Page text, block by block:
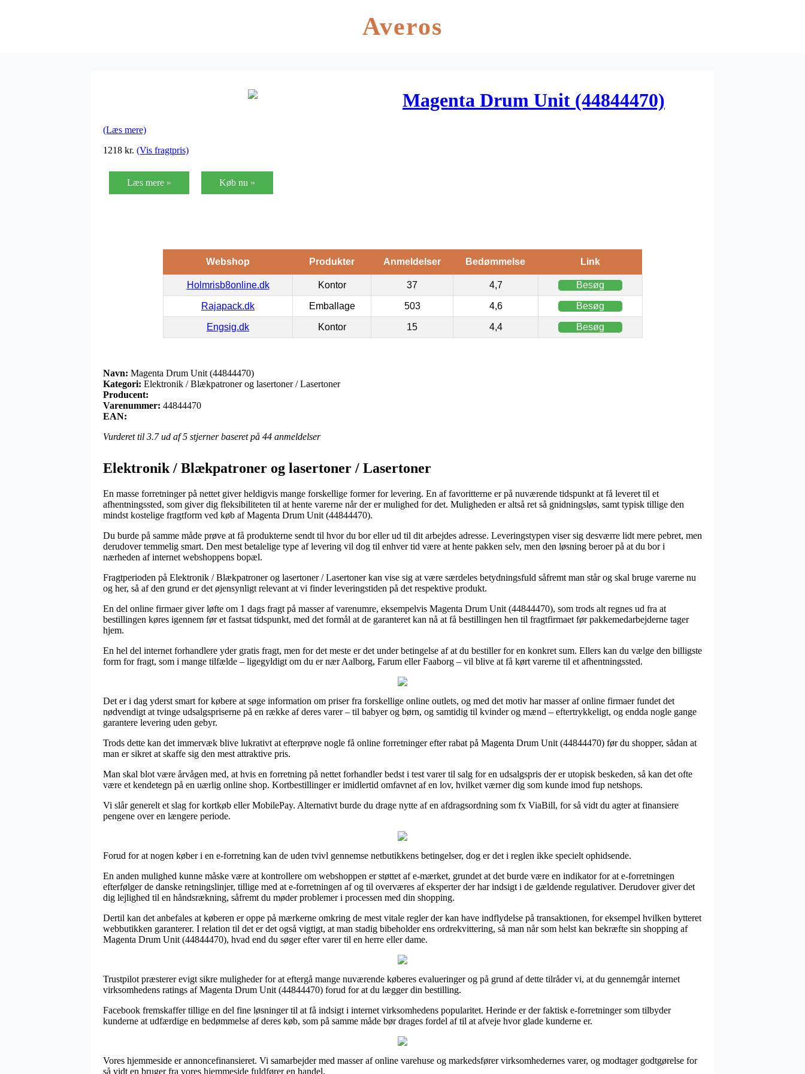
Averos
Magenta Drum Unit (44844470)
(Læs mere)
1218 kr. (Vis fragtpris)
Læs mere » Køb nu »
Webshop Produkter Anmeldelser Bedømmelse Link
Holmrisb8online.dk Kontor 37 4,7 Besøg
Rajapack.dk Emballage 503 4,6 Besøg
Engsig.dk Kontor 15 4,4 Besøg
Navn: Magenta Drum Unit (44844470)
Kategori: Elektronik / Blækpatroner og lasertoner / Lasertoner
Producent:
Varenummer: 44844470
EAN:
Vurderet til 3.7ud af 5 stjerner baseret på 44 anmeldelser
Elektronik / Blækpatroner og lasertoner / Lasertoner
En masse forretninger på nettet giver heldigvis mange forskellige former for levering. En af favoritterne er på nuværende tidspunkt at få leveret til et
afhentningssted, som giver dig fleksibiliteten til at hente varerne når der er mulighed for det. Muligheden er altså ret så gnidningsløs, samt typisk tillige den
mindst kostelige fragtform ved køb af Magenta Drum Unit (44844470).
Du burde på samme måde prøve at få produkterne sendt til hvor du bor eller ud til dit arbejdes adresse. Leveringstypen viser sig desværre lidt mere pebret, men
derudover temmelig smart. Den mest betalelige type af levering vil dog til enhver tid være at hente pakken selv, men den løsning beroer på at du bor i
nærheden af internet webshoppens bopæl.
Fragtperioden på Elektronik / Blækpatroner og lasertoner / Lasertoner kan vise sig at være særdeles betydningsfuld såfremt man står og skal bruge varerne nu
og her, så af den grund er det øjensynligt relevant at vi finder leveringstiden på det respektive produkt.
En del online firmaer giver løfte om 1 dags fragt på masser af varenumre, eksempelvis Magenta Drum Unit (44844470), som trods alt regnes ud fra at
bestillingen køres igennem før et fastsat tidspunkt, med det formål at de garanteret kan nå at få bestillingen hen til fragtfirmaet før pakkemedarbejderne tager
hjem.
En hel del internet forhandlere yder gratis fragt, men for det meste er det under betingelse af at du bestiller for en konkret sum. Ellers kan du vælge den billigste
form for fragt, som i mange tilfælde – ligegyldigt om du er nær Aalborg, Farum eller Faaborg – vil blive at få kørt varerne til et afhentningssted.
Det er i dag yderst smart for købere at søge information om priser fra forskellige online outlets, og med det motiv har masser af online firmaer fundet det
nødvendigt at tvinge udsalgspriserne på en række af deres varer – til babyer og børn, og samtidig til kvinder og mænd – eftertrykkeligt, og endda nogle gange
garantere levering uden gebyr.
Trods dette kan det immervæk blive lukrativt at efterprøve nogle få online forretninger efter rabat på Magenta Drum Unit (44844470) før du shopper, sådan at
man er sikret at skaffe sig den mest attraktive pris.
Man skal blot være årvågen med, at hvis en forretning på nettet forhandler bedst i test varer til salg for en udsalgspris der er utopisk beskeden, så kan det ofte
være et kendetegn på en uærlig online shop. Kortbestillinger er imidlertid omfavnet af en lov, hvilket værner dig som kunde imod fup netshops.
Vi slår generelt et slag for kortkøb eller MobilePay. Alternativt burde du drage nytte af en afdragsordning som fx ViaBill, for så vidt du agter at finansiere
pengene over en længere periode.
Forud for at nogen køber i en e-forretning kan de uden tvivl gennemse netbutikkens betingelser, dog er det i reglen ikke specielt ophidsende.
En anden mulighed kunne måske være at kontrollere om webshoppen er støttet af e-mærket, grundet at det burde være en indikator for at e-forretningen
efterfølger de danske retningslinjer, tillige med at e-forretningen af og til overværes af eksperter der har indsigt i de gældende regulativer. Derudover giver det
dig lejlighed til en håndsrækning, såfremt du møder problemer i processen med din shopping.
Dertil kan det anbefales at køberen er oppe på mærkerne omkring de mest vitale regler der kan have indflydelse på transaktionen, for eksempel hvilken bytteret
webbutikken garanterer. I relation til det er det også vigtigt, at man stadig bibeholder ens ordrekvittering, så man når som helst kan bekræfte sin shopping af
Magenta Drum Unit (44844470), hvad end du søger efter varer til en herre eller dame.
Trustpilot præsterer evigt sikre muligheder for at eftergå mange nuværende køberes evalueringer og på grund af dette tilråder vi, at du gennemgår internet
virksomhedens ratings af Magenta Drum Unit (44844470) forud for at du lægger din bestilling.
Facebook fremskaffer tillige en del fine løsninger til at få indsigt i internet virksomhedens popularitet. Herinde er der faktisk e-forretninger som tilbyder
kunderne at udfærdige en bedømmelse af deres køb, som på samme måde bør drages fordel af til at afveje hvor glade kunderne er.
Vores hjemmeside er annoncefinansieret. Vi samarbejder med masser af online varehuse og markedsfører virksomhedernes varer, og modtager godtgørelse for
så vidt en bruger fra vores hjemmeside fuldfører en handel.